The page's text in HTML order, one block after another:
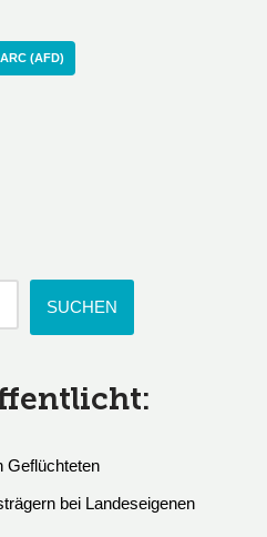
(AFD)
SUCHEN
Geflüchteten
bei Landeseigenen